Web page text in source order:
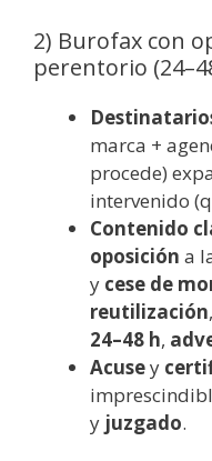
2) Burofax con
perentorio
marca +
procede)
intervenido
Contenido
oposición a
y cese de
reutilización,
24–48 h,
Acusey
y juzgado.